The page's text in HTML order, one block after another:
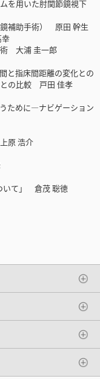
を用いた肘関節鏡視下
補助手術） 原田 幹生
術 大浦 圭一郎
と指床間距離の変化との
の比較 戸田 佳孝
ために―ナビゲーション
原 浩介
いて」 倉茂 聡徳